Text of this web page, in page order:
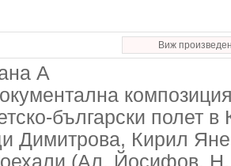
Виж
А
български полет
Димитрова, Кирил
(Ал. Йосифов,